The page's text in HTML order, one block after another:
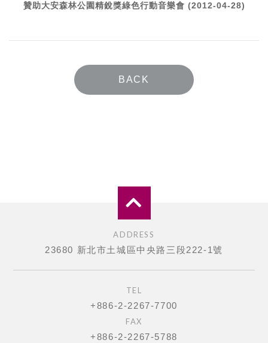
贊助大安森林公園精銳獎綠色行動音樂會 (2012-04-28)
BACK
ADDRESS
23680 新北市土城區中央路三段222-1號
TEL
+886-2-2267-7700
FAX
+886-2-2267-5788